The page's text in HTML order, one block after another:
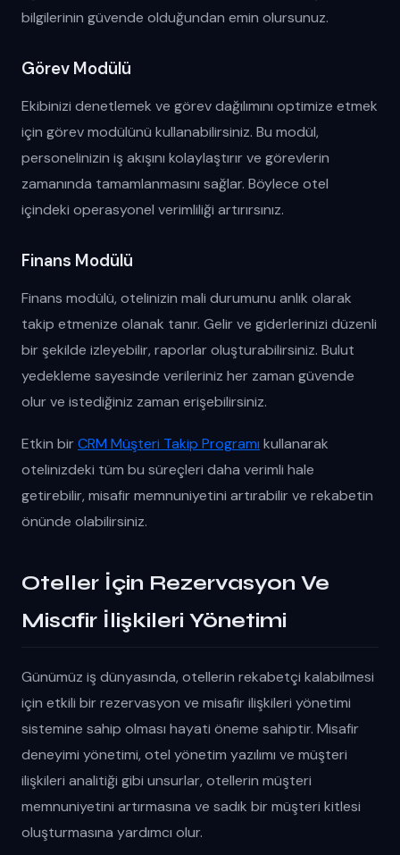
bilgilerinin güvende olduğundan emin olursunuz.
Görev Modülü
Ekibinizi denetlemek ve görev dağılımını optimize etmek
için görev modülünü kullanabilirsiniz. Bu modül,
personelinizin iş akışını kolaylaştırır ve görevlerin
zamanında tamamlanmasını sağlar. Böylece otel
içindeki operasyonel verimliliği artırırsınız.
Finans Modülü
Finans modülü, otelinizin mali durumunu anlık olarak
takip etmenize olanak tanır. Gelir ve giderlerinizi düzenli
bir şekilde izleyebilir, raporlar oluşturabilirsiniz. Bulut
yedekleme sayesinde verileriniz her zaman güvende
olur ve istediğiniz zaman erişebilirsiniz.
Etkin birCRM Müşteri Takip Programı kullanarak
otelinizdeki tüm bu süreçleri daha verimli hale
getirebilir, misafir memnuniyetini artırabilir ve rekabetin
önünde olabilirsiniz.
Oteller İçin Rezervasyon Ve
Misafir İlişkileri Yönetimi
Günümüz iş dünyasında, otellerin rekabetçi kalabilmesi
için etkili bir rezervasyon ve misafir ilişkileri yönetimi
sistemine sahip olması hayati öneme sahiptir. Misafir
deneyimi yönetimi, otel yönetim yazılımı ve müşteri
ilişkileri analitiği gibi unsurlar, otellerin müşteri
memnuniyetini artırmasına ve sadık bir müşteri kitlesi
oluşturmasına yardımcı olur.